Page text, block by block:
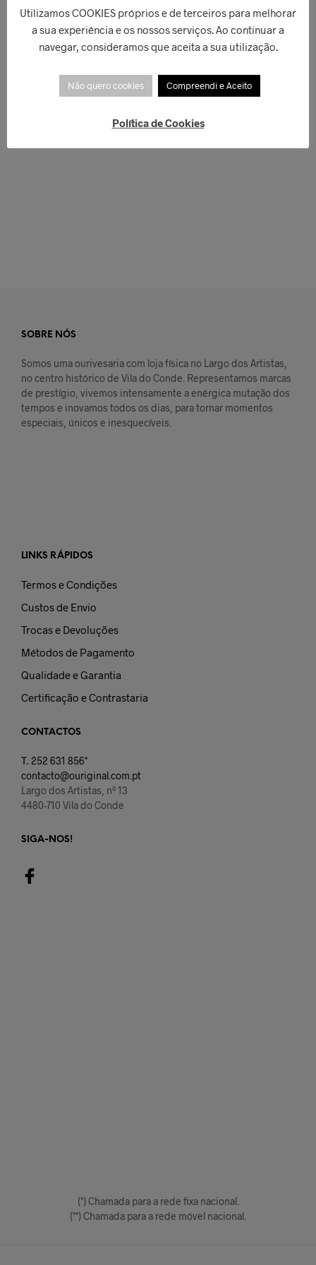
SOBRE NÓS
Somos uma ourivesaria com loja física no Largo dos Artistas,
no centro histórico de Vila do Conde. Representamos marcas
de prestígio, vivemos intensamente a enérgica mutação dos
tempos e inovamos todos os dias, para tornar momentos
especiais, únicos e inesquecíveis.
LINKS RÁPIDOS
Termos e Condições
Custos de Envio
Trocas e Devoluções
Métodos de Pagamento
Qualidade e Garantia
Certificação e Contrastaria
CONTACTOS
T. 252 631 856*
contacto@ouriginal.com.pt
Largo dos Artistas, nº 13
4480-710 Vila do Conde
SIGA-NOS!
(*) Chamada para a rede fixa nacional.
(**) Chamada para a rede móvel nacional.
Utilizamos COOKIES próprios e de terceiros para melhorar
a sua experiência e os nossos serviços. Ao continuar a
navegar, consideramos que aceita a sua utilização.
Não quero cookies Compreendi e Aceito
Política de Cookies